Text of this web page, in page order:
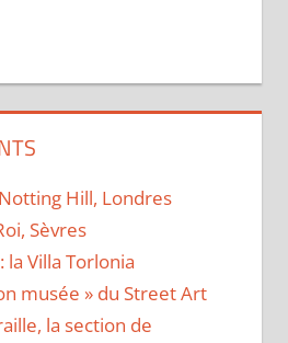
Hill, Londres
Sèvres
Villa Torlonia
musée » du Street Art
la section de